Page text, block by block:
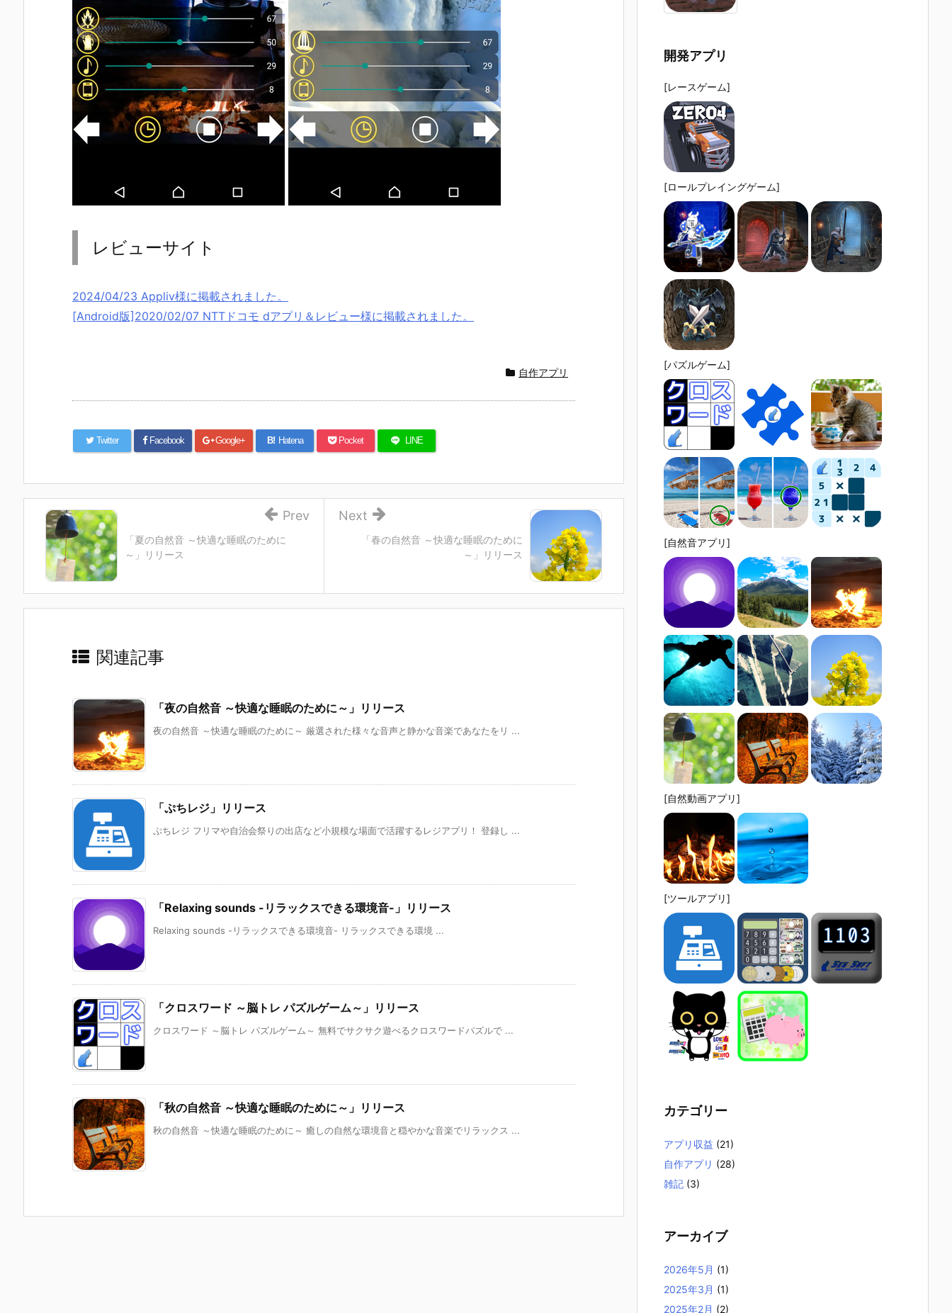
レビューサイト
2024/04/23 Appliv様に掲載されました。
[Android版]2020/02/07 NTTドコモ dアプリ＆レビュー様に掲載されました。
自作アプリ
Twitter Facebook Google+ B! Hatena Pocket LINE
「春の自然音 ～快適な睡眠のために
～」リリース
Next
「夏の自然音 ～快適な睡眠のために
～」リリース
Prev
関連記事
「夜の自然音 ～快適な睡眠のために～」リリース
夜の自然音 ～快適な睡眠のために～ 厳選された様々な音声と静かな音楽であなたをリ ...
「ぷちレジ」リリース
ぷちレジ フリマや自治会祭りの出店など小規模な場面で活躍するレジアプリ！ 登録し ...
「Relaxing sounds -リラックスできる環境音-」リリース
Relaxing sounds -リラックスできる環境音- リラックスできる環境 ...
「クロスワード ～脳トレ パズルゲーム～」リリース
クロスワード ～脳トレ パズルゲーム～ 無料でサクサク遊べるクロスワードパズルで ...
「秋の自然音 ～快適な睡眠のために～」リリース
秋の自然音 ～快適な睡眠のために～ 癒しの自然な環境音と穏やかな音楽でリラックス ...
開発アプリ
[レースゲーム]
[ロールプレイングゲーム]
[パズルゲーム]
[自然音アプリ]
[自然動画アプリ]
[ツールアプリ]
カテゴリー
アプリ収益 (21)
自作アプリ (28)
雑記 (3)
アーカイブ
2026年5月 (1)
2025年3月 (1)
2025年2月 (2)